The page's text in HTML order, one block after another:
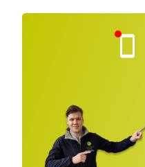
nte
en